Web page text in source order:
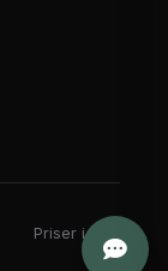
Priser i DKK